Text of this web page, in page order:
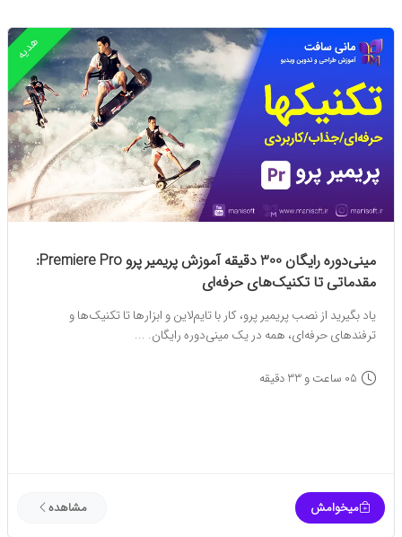
مینی‌دوره رایگان 300 دقیقه آموزش پریمیر پرو Premiere Pro:
مقدماتی تا تکنیک‌های حرفه‌ای
یاد بگیرید از نصب پریمیر پرو، کار با تایم‌لاین و ابزارها تا تکنیک‌ها و
ترفندهای حرفه‌ای، همه در یک مینی‌دوره رایگان. ...
05 ساعت و 33 دقیقه
هدیه
میخوامش مشاهده